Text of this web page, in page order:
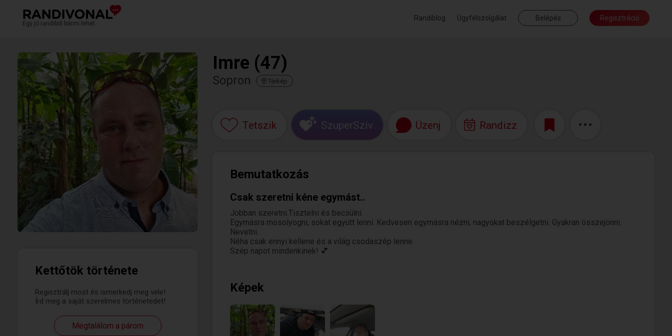
Egy jó randiból bármi lehet.
Randiblog Ügyfélszolgálat Belépés Regisztráció
Kettőtök története
Regisztrálj most és ismerkedj meg vele!
Írd meg a saját szerelmes történetedet!
Megtalálom a párom
Imre (47)
Sopron Térkép
Tetszik SzuperSzív Üzenj Randizz
Bemutatkozás
Csak szeretni kéne egymást..
Jobban szeretni.Tisztelni és becsülni.
Egymásra mosolyogni, sokat együtt lenni. Kedvesen egymásra nézni, nagyokat beszélgetni. Gyakran összejönni.
Nevetni.
Néha csak ennyi kellene és a világ csodaszép lenne.
Szép napot mindenkinek! 💕
Képek